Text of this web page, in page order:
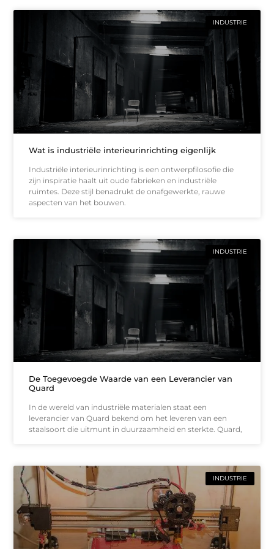
INDUSTRIE
Wat is industriële interieurinrichting eigenlijk
Industriële interieurinrichting is een ontwerpfilosofie die
zijn inspiratie haalt uit oude fabrieken en industriële
ruimtes. Deze stijl benadrukt de onafgewerkte, rauwe
aspecten van het bouwen.
INDUSTRIE
De Toegevoegde Waarde van een Leverancier van
Quard
In de wereld van industriële materialen staat een
leverancier van Quard bekend om het leveren van een
staalsoort die uitmunt in duurzaamheid en sterkte. Quard,
INDUSTRIE